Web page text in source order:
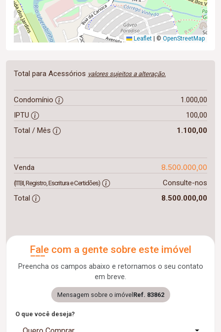
Leaflet | © OpenStreetMap
Total para Acessórios valores sujeitos a alteração.
Condomínio
1.000,00
IPTU
100,00
Total / Mês
1.100,00
Venda 8.500.000,00
(ITBI, Registro, Escritura e Certidões)
Consulte-nos
Total
8.500.000,00
Fale com a gente sobre este imóvel
Preencha os campos abaixo e retornamos o seu contato
em breve.
Mensagem sobre o imóvelRef. 83862
O que você deseja?